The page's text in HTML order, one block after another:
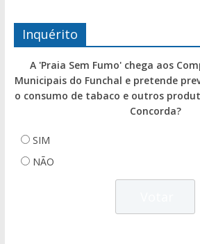
Inquérito
A 'Praia Sem Fumo' chega aos
Municipais do Funchal e pretende
o consumo de tabaco e outros
Concorda?
SIM
NÃO